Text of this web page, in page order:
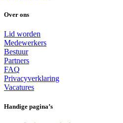
Over ons
Lid worden
Medewerkers
Bestuur
Partners
FAQ
Privacyverklaring
Vacatures
Handige pagina’s